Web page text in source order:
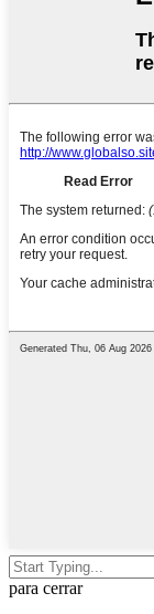
para cerrar